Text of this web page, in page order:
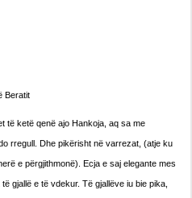
Beratit
të ketë qenë ajo Hankoja, aq sa me
rregull. Dhe pikërisht në varrezat, (atje ku
e përgjithmonë). Ecja e saj elegante mes
gjallë e të vdekur. Të gjallëve iu bie pika,